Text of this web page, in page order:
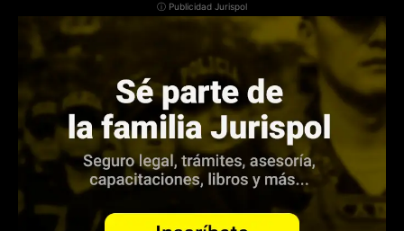
ⓘ Publicidad Jurispol